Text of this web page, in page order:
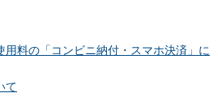
用料の「コンビニ納付・スマホ決済」に
て